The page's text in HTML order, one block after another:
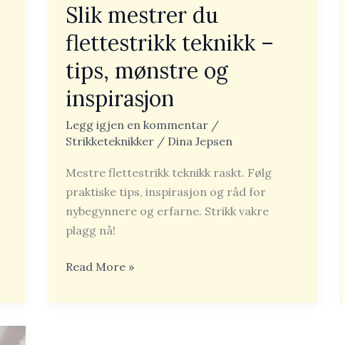
Slik mestrer du
flettestrikk teknikk –
tips, mønstre og
inspirasjon
Legg igjen en kommentar /
Strikketeknikker/ Dina Jepsen
Mestre flettestrikk teknikk raskt. Følg
praktiske tips, inspirasjon og råd for
nybegynnere og erfarne. Strikk vakre
plagg nå!
Read More »